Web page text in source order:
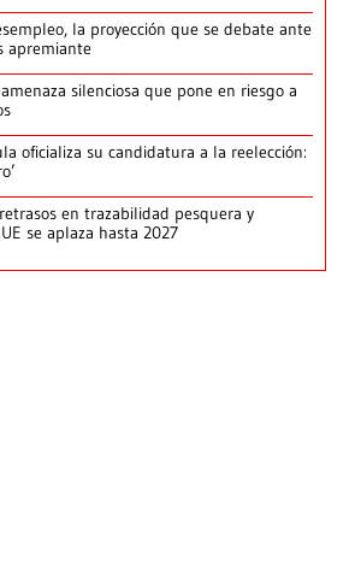
la proyección que se debate ante
apremiante
silenciosa que pone en riesgo a
oficializa su candidatura a la reelección:
en trazabilidad pesquera y
se aplaza hasta 2027